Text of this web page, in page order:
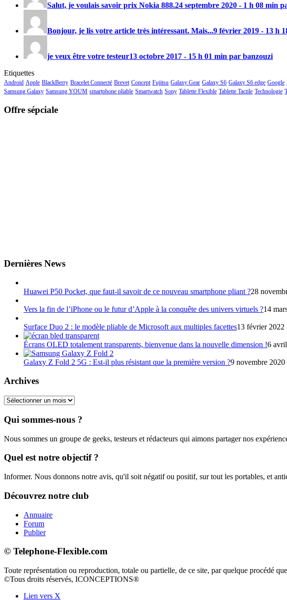
Salut, je voulais savoir prix Nokia 888.24 septembre 2020 - 1 h 08 min
Bonjour, je lis votre article très intéressant. Mais...9 février 2019 - 13 h
je veux être votre testeur13 octobre 2017 - 15 h 01 min par banzouzi
Etiquettes
Android Apple BlackBerry Bracelet Connecté Brevet Concept Fujitsu Galaxy Gear Galaxy S6 Galaxy S6 edge Google
Samsung Galaxy Samsung YOUM smartphone pliable Smartwatch Sony Tablette Flexible Tablette Tactile Technologie
Offre sépciale
Dernières News
Huawei P50 Pocket, que faut-il savoir de ce nouveau smartphone pliant ?28
Vers la fin de l’iPhone ou le futur d’Apple à la conquête des univers virtuels ?14
Surface Duo 2 : le modèle pliable de Microsoft aux multiples facettes13 février 2022
Écrans OLED totalement transparents, bienvenue dans la nouvelle dimension !6
Galaxy Z Fold 2 5G : Est-il plus résistant que la première version ?9 novembre
Archives
Archives
Qui sommes-nous ?
Nous sommes un groupe de geeks, testeurs et rédacteurs qui aimons partager nos
Quel est notre objectif ?
Informer. Nous donnons notre avis, qu'il soit négatif ou positif, sur tout les portables, et
Découvrez notre club
Annuaire
Forum
Publier
© Telephone-Flexible.com
Toute représentation ou reproduction, totale ou partielle, de ce site, par quelque procédé
©Tous droits réservés, ICONCEPTIONS®
Lien vers X